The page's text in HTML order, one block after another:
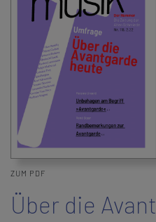
ZUM PDF
Über die